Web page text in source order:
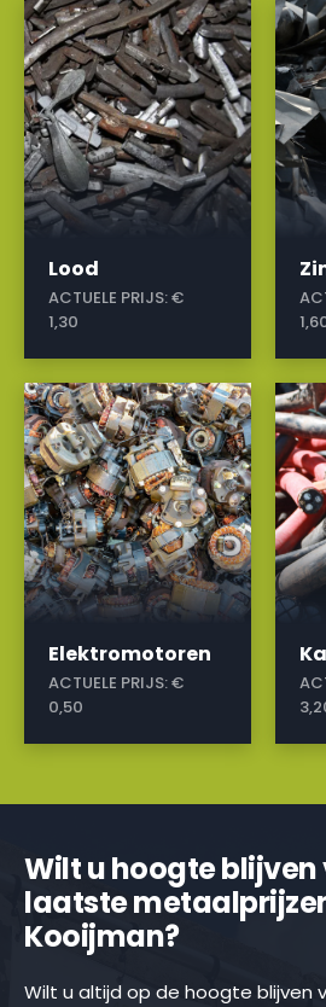
Lood
ACTUELE PRIJS:€
1,30
a a
Elektromotoren
ACTUELE PRIJS:€
0,50
a a
Wilt u hoogte blijven
laatste
Kooijman?
Wilt u altijd op de hoogte blijven